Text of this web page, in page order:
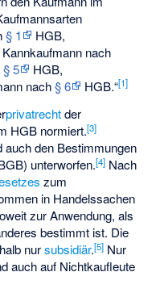
§ 1
HGB,
nach
§ 5
HGB,
nach§ 6 HGB.“[1]
privatrechtder
HGB normiert.[3]
auch den Bestimmungen
unterworfen.[4] Nach
zum
in Handelssachen
zur Anwendung, als
bestimmt ist. Die
nursubsidiär.[5] Nur
auch auf Nichtkaufleute